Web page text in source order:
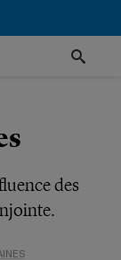
des